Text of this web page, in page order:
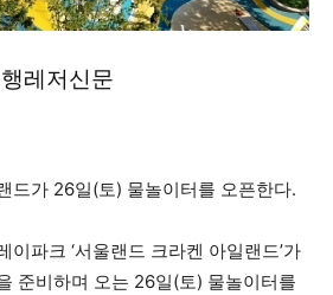
레저신문
드가 26일(토) 물놀이터를 오픈한다.
이파크 ‘서울랜드 크라켄 아일랜드’가
준비하며 오는 26일(토) 물놀이터를